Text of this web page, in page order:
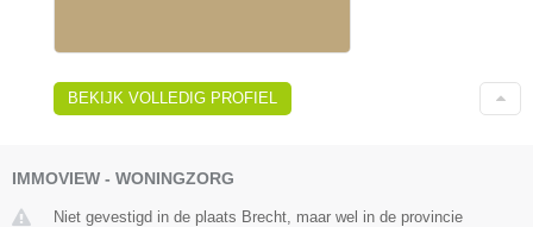
BEKIJK VOLLEDIG PROFIEL
IMMOVIEW - WONINGZORG
Niet gevestigd in de plaats Brecht, maar wel in de provincie